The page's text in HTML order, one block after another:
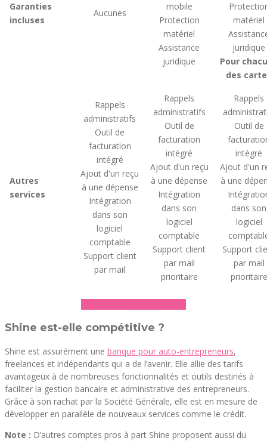
Garanties
incluses
Aucunes
mobile
Protection
matériel
Assistance
juridique
matériel
juridique
Pour
des
Autres
services
Rappels
administratifs
Outil de
facturation
intégré
Ajout d'un reçu
à une dépense
Intégration
dans son
logiciel
comptable
Support client
par mail
Rappels
administratifs
Outil de
facturation
intégré
Ajout d'un reçu
à une dépense
Intégration
dans son
logiciel
comptable
Support client
par mail
prioritaire
Rappels
Outil de
intégré
Ajout d'un
à une
dans son
logiciel
Support
par mail
prioritaire
Shine est-elle compétitive ?
Shine est assurément une banque pour auto-entrepreneurs,
freelances et indépendants qui a de l’avenir. Elle allie des tarifs
avantageux à de nombreuses fonctionnalités et outils destinés à
faciliter la gestion bancaire et administrative des entrepreneurs.
Grâce à son rachat par la Société Générale, elle est en mesure de
développer en parallèle de nouveaux services comme le crédit.
Note : D’autres comptes pros à part Shine proposent aussi du